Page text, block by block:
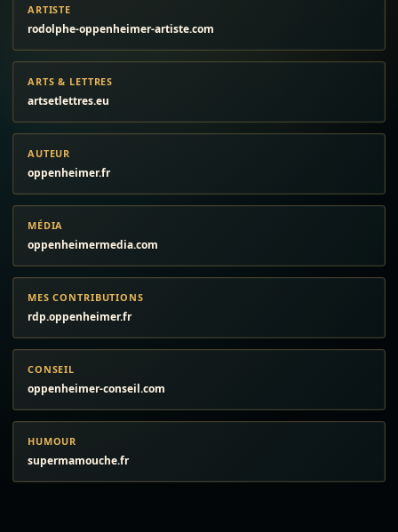
ARTISTE
rodolphe-oppenheimer-artiste.com
ARTS & LETTRES
artsetlettres.eu
AUTEUR
oppenheimer.fr
MÉDIA
oppenheimermedia.com
MES CONTRIBUTIONS
rdp.oppenheimer.fr
CONSEIL
oppenheimer-conseil.com
HUMOUR
supermamouche.fr